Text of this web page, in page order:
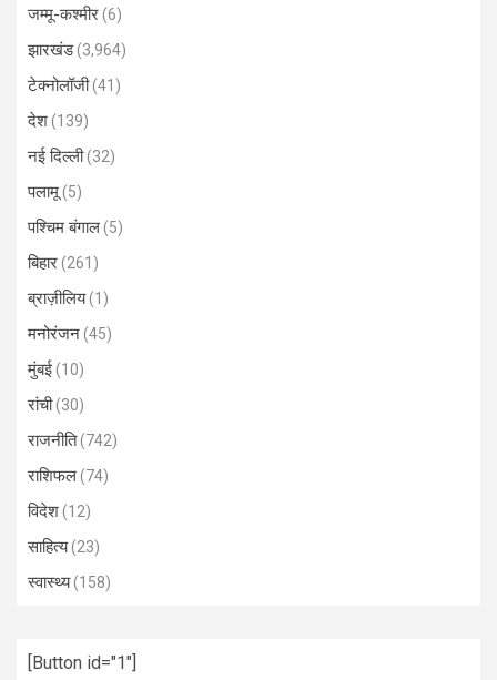
जम्मू-कश्मीर(6)
झारखंड(3,964)
टेक्नोलॉजी(41)
देश(139)
नई दिल्ली(32)
पलामू(5)
पश्चिम बंगाल(5)
बिहार(261)
ब्राज़ीलिय(1)
मनोरंजन(45)
मुंबई(10)
रांची(30)
राजनीति(742)
राशिफल(74)
विदेश(12)
साहित्य(23)
स्वास्थ्य(158)
[Button id="1"]